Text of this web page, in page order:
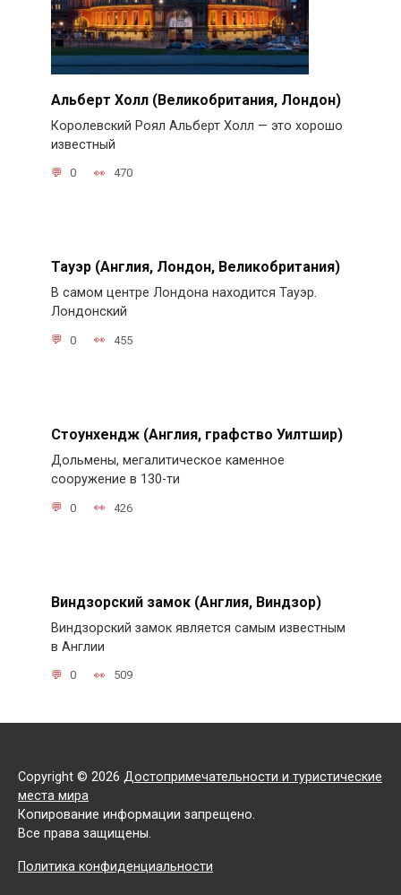
Альберт Холл (Великобритания, Лондон)
Королевский Роял Альберт Холл — это хорошо
известный
0 470
Тауэр (Англия, Лондон, Великобритания)
В самом центре Лондона находится Тауэр.
Лондонский
0 455
Стоунхендж (Англия, графство Уилтшир)
Дольмены, мегалитическое каменное
сооружение в 130-ти
0 426
Виндзорский замок (Англия, Виндзор)
Виндзорский замок является самым известным
в Англии
0 509
Copyright © 2026 Достопримечательности и туристические
места мира
Копирование информации запрещено.
Все права защищены.
Политика конфиденциальности